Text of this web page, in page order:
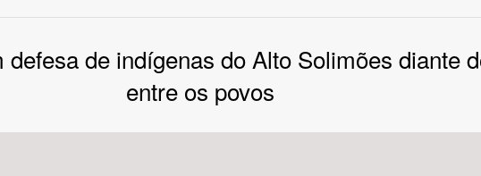
de indígenas do Alto Solimões diante
entre os povos